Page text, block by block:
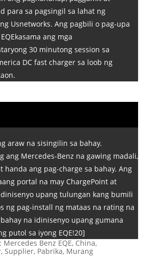
para sa pagsingil sa lahat ng
Usnetworks. Ang pagbili o pag-upa
ang mga
30 minutong session sa
DC fast charger sa loob ng
araw na sisingilin sa bahay.
ang Mercedes-Benz na gawing madali,
handa ang pag-charge sa bahay. Ang
portal na may ChargePoint at
upang tulungan kang bumili
ng pag-install ng mataas na rating na
na idinisenyo upang gumana
putol sa iyong EQE!20]
Mercedes Benz EQE, China,
Supplier, Pabrika, Murang